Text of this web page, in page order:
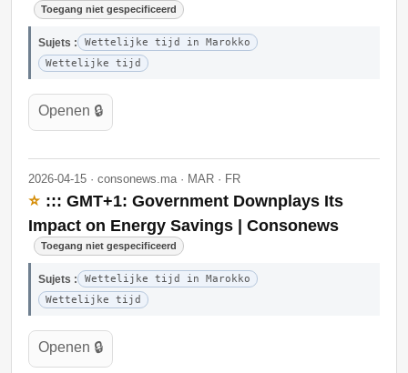
Toegang niet gespecificeerd
Sujets :
Wettelijke tijd in Marokko
Wettelijke tijd
Openen 🔒
2026-04-15 · consonews.ma · MAR · FR
⭐ ::: GMT+1: Government Downplays Its
Impact on Energy Savings | Consonews
Toegang niet gespecificeerd
Sujets :
Wettelijke tijd in Marokko
Wettelijke tijd
Openen 🔒